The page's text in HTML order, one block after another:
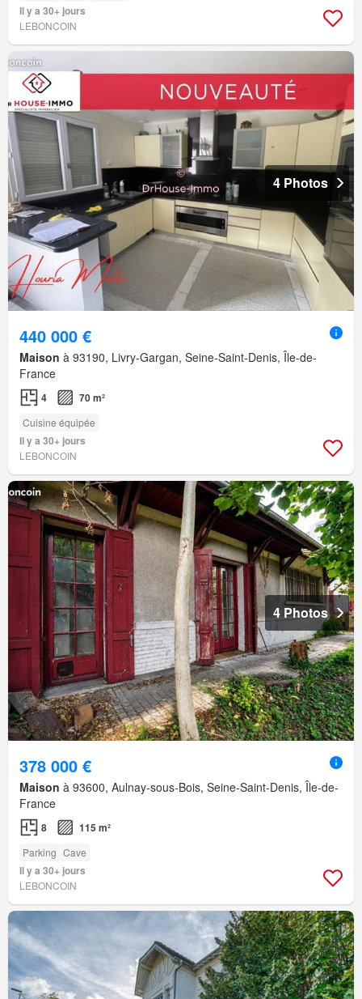
Il y a 30+ jours
LEBONCOIN
4 Photos
440 000 €
Maison à 93190, Livry-Gargan, Seine-Saint-Denis, Île-de-
France
4 70 m²
Cuisine équipée
Il y a 30+ jours
LEBONCOIN
4 Photos
378 000 €
Maison à 93600, Aulnay-sous-Bois, Seine-Saint-Denis, Île-de-
France
8 115 m²
Parking Cave
Il y a 30+ jours
LEBONCOIN